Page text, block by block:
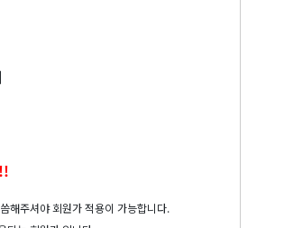
해주셔야 회원가 적용이 가능합니다.